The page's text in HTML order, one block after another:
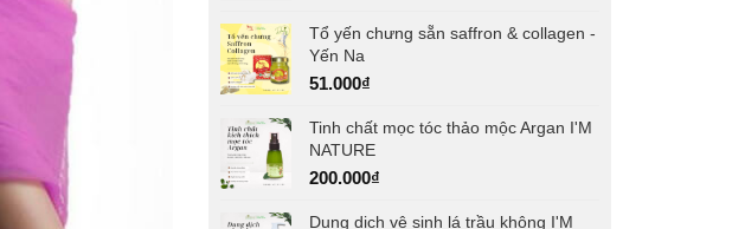
Tổ yến chưng sẵn saffron & collagen -
Yến Na
51.000₫
Tinh chất mọc tóc thảo mộc Argan I'M
NATURE
200.000₫
Dung dịch vệ sinh lá trầu không I'M